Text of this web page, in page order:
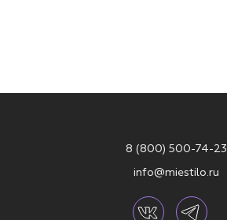
8 (800) 500-74-23
info@miestilo.ru